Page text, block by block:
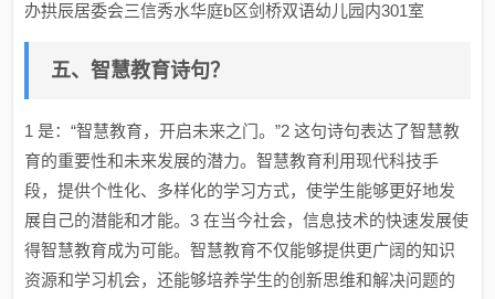
办拱辰居委会三信秀水华庭b区剑桥双语幼儿园内301室
五、智慧教育诗句？
1 是：“智慧教育，开启未来之门。”2 这句诗句表达了智慧教
育的重要性和未来发展的潜力。智慧教育利用现代科技手
段，提供个性化、多样化的学习方式，使学生能够更好地发
展自己的潜能和才能。3 在当今社会，信息技术的快速发展使
得智慧教育成为可能。智慧教育不仅能够提供更广阔的知识
资源和学习机会，还能够培养学生的创新思维和解决问题的